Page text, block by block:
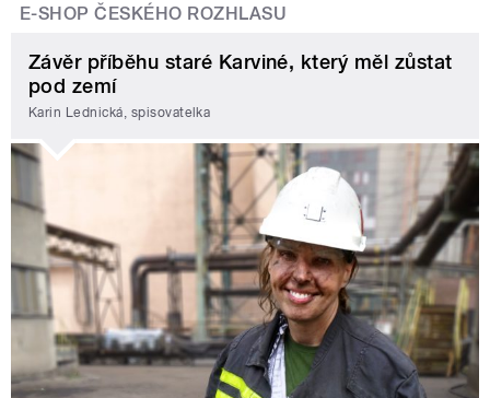
E-SHOP ČESKÉHO ROZHLASU
Závěr příběhu staré Karviné, který měl zůstat
pod zemí
Karin Lednická, spisovatelka